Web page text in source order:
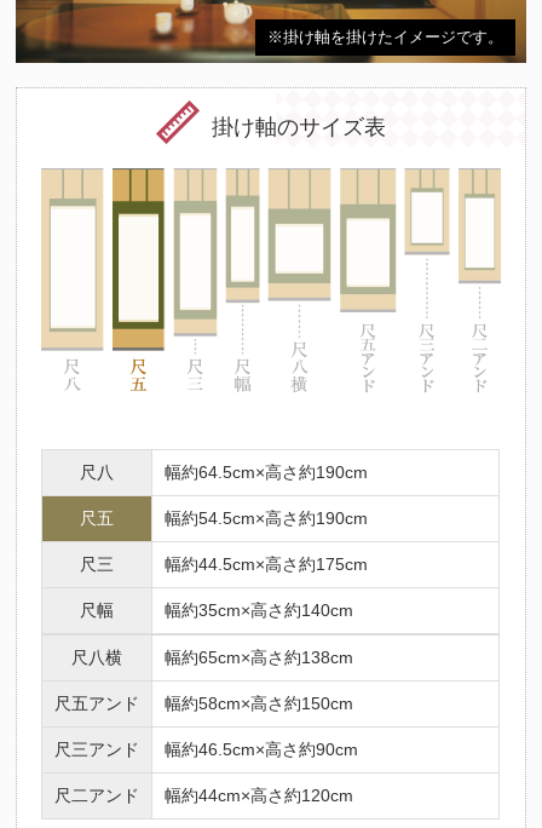
※掛け軸を掛けたイメージです。
掛け軸のサイズ表
尺八 幅約64.5cm×高さ約190cm
尺五 幅約54.5cm×高さ約190cm
尺三 幅約44.5cm×高さ約175cm
尺幅 幅約35cm×高さ約140cm
尺八横 幅約65cm×高さ約138cm
尺五アンド 幅約58cm×高さ約150cm
尺三アンド 幅約46.5cm×高さ約90cm
尺二アンド 幅約44cm×高さ約120cm